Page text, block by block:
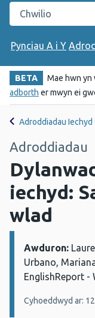
Chwilio gwefan
Pynciau A i Y
BETA
Mae hwn yn
adborth er mwyn ei
Adroddiadau Iechyd
Adroddiadau
iechyd:
wlad
Manylion:
Awduron:
Urbano,
EnglishReport -
Cyhoeddwyd ar: